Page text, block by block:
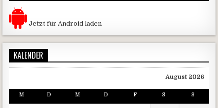
Jetzt für Android laden
KALENDER
August 2026
M D M D F S S